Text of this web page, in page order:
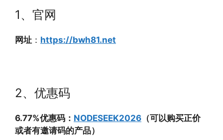
1、官网
网址 ： https://bwh81.net
2、优惠码
6.77%优惠码： NODESEEK2026 （可以购买正价
或者有邀请码的产品）